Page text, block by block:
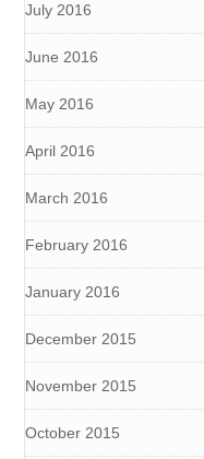
July 2016
June 2016
May 2016
April 2016
March 2016
February 2016
January 2016
December 2015
November 2015
October 2015